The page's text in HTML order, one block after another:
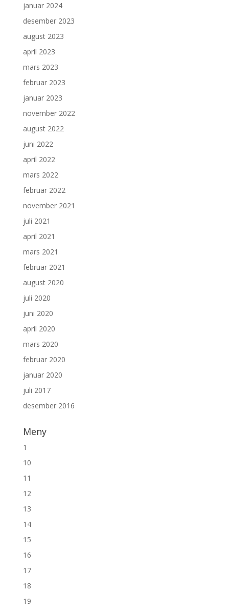
januar 2024
desember 2023
august 2023
april 2023
mars 2023
februar 2023
januar 2023
november 2022
august 2022
juni 2022
april 2022
mars 2022
februar 2022
november 2021
juli 2021
april 2021
mars 2021
februar 2021
august 2020
juli 2020
juni 2020
april 2020
mars 2020
februar 2020
januar 2020
juli 2017
desember 2016
Meny
1
10
11
12
13
14
15
16
17
18
19